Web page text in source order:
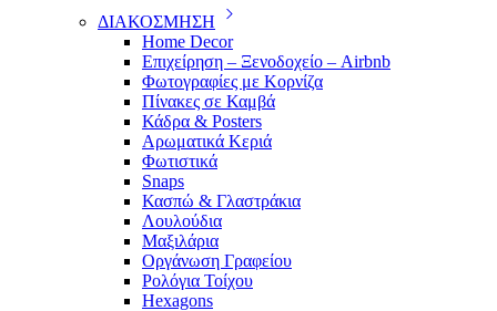
ΔΙΑΚΟΣΜΗΣΗ
Home Decor
Επιχείρηση – Ξενοδοχείο – Airbnb
Φωτογραφίες με Κορνίζα
Πίνακες σε Καμβά
Κάδρα & Posters
Αρωματικά Κεριά
Φωτιστικά
Snaps
Κασπώ & Γλαστράκια
Λουλούδια
Μαξιλάρια
Οργάνωση Γραφείου
Ρολόγια Τοίχου
Hexagons